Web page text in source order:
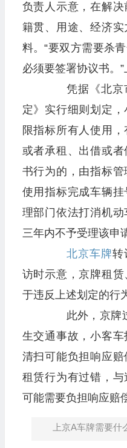
负责人示意，在解决
籍贯、用途、经济
料。“要双方需要杀
必须要签署协议书。”
凭据《北京
定》实行细则划定
限指标所有人使用
或者承租、出借或
书行为的，由指标
使用指标完成车辆
理部门依法打消机
三年内不予受理该申
北京车牌转
访时示意，京牌租
于违反上述划定的行
此外，京牌过
生交通事故，小客
清扫可能负担响应
租赁行为有过错，
可能需要负担响应赔
上京A车牌需要什